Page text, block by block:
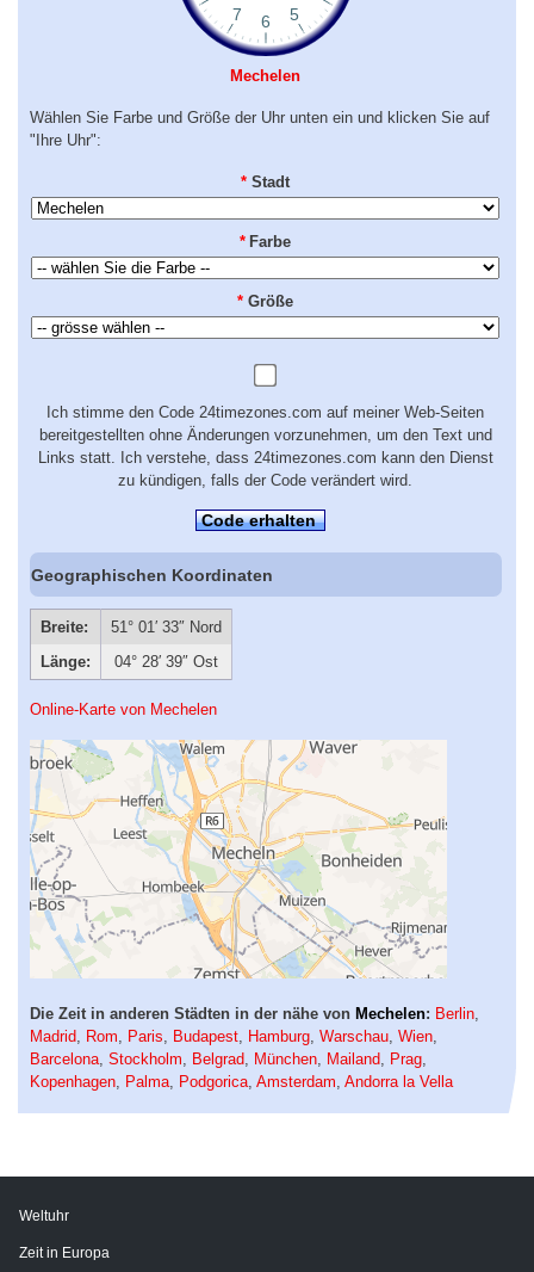
Mechelen
Wählen Sie Farbe und Größe der Uhr unten ein und klicken Sie auf
"Ihre Uhr":
* Stadt
* Farbe
* Größe
Ich stimme den Code 24timezones.com auf meiner Web-Seiten
bereitgestellten ohne Änderungen vorzunehmen, um den Text und
Links statt. Ich verstehe, dass 24timezones.com kann den Dienst
zu kündigen, falls der Code verändert wird.
Code erhalten
Geographischen Koordinaten
Breite:
51° 01′ 33″ Nord
Länge:
04° 28′ 39″ Ost
Online-Karte von Mechelen
Die Zeit in anderen Städten in der nähe von Mechelen: Berlin
Madrid
Rom Paris Budapest Hamburg Warschau Wien
Barcelona Stockholm Belgrad München Mailand Prag
Kopenhagen
Palma Podgorica Amsterdam Andorra la Vella
Weltuhr
Zeit in Europa